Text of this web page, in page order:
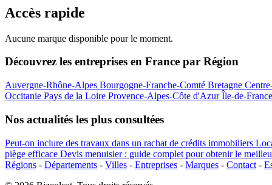
Accès rapide
Aucune marque disponible pour le moment.
Découvrez les entreprises en France par Région
Auvergne-Rhône-Alpes Bourgogne-Franche-Comté Bretagne
Occitanie Pays de la Loire Provence-Alpes-Côte d'AzurÎle-de-France
Nos actualités les plus consultées
Peut-on inclure des travaux dans un rachat de crédits immobiliers
piège efficace Devis menuisier : guide complet pour obtenir le
Régions - Départements - Villes - Entreprises - Marques - Contact -